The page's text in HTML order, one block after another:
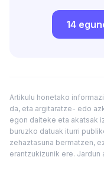
14
Artikulu honetako
da, eta argitaratze- edo
egon daiteke eta akatsak
buruzko datuak iturri
zehaztasuna bermatzen,
erantzukizunik ere.